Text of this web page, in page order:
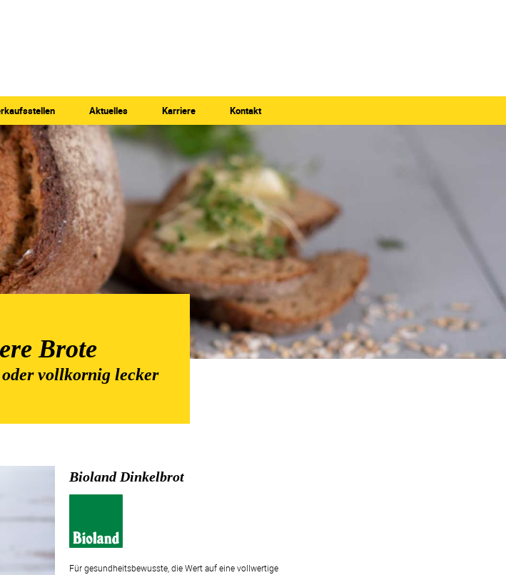
Aktuelles Karriere Kontakt
Brote
oder vollkornig lecker
Bioland Dinkelbrot
Für gesundheitsbewusste, die Wert auf eine vollwertige